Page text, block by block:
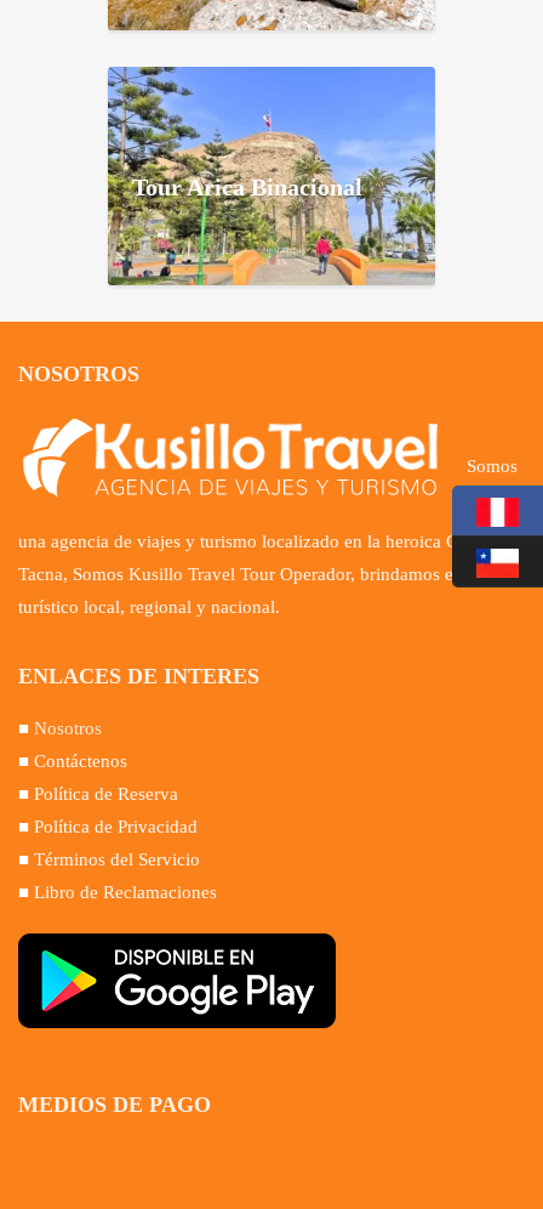
Tour Arica Binacional
NOSOTROS
Somos
una agencia de viajes y turismo localizado en la heroica Ciudad de
Tacna, Somos Kusillo Travel Tour Operador, brindamos el servicio
turístico local, regional y nacional.
ENLACES DE INTERES
■ Nosotros
■ Contáctenos
■ Política de Reserva
■ Política de Privacidad
■ Términos del Servicio
■ Libro de Reclamaciones
MEDIOS DE PAGO